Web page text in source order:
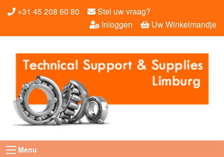
+31 45 208 60 80
Stel uw vraag?
Uw Winkelmandje
Inloggen
Menu